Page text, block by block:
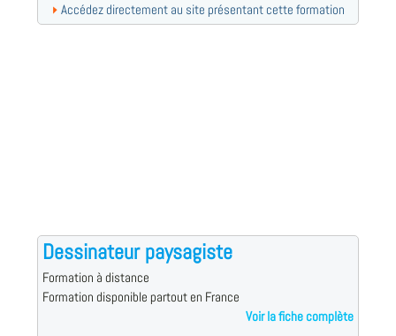
Accédez directement au site présentant cette formation
Dessinateur paysagiste
Formation à distance
Formation disponible partout en France
Voir la fiche complète